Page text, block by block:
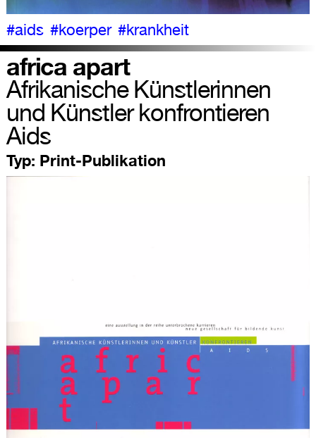
#aids #koerper #krankheit
africa apart
Afrikanische Künstlerinnen
und Künstler konfrontieren
Aids
Typ: Print-Publikation